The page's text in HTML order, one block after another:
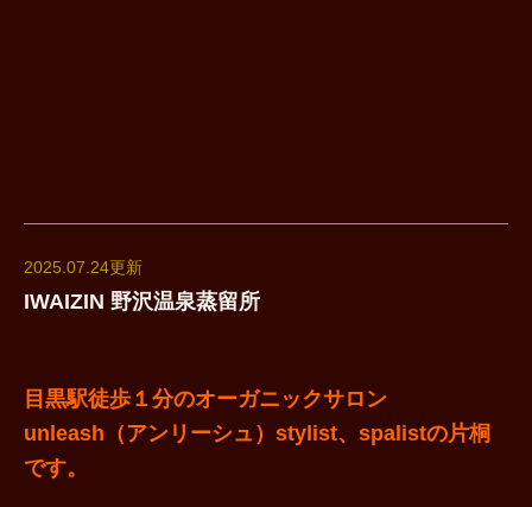
2025.07.24更新
IWAIZIN 野沢温泉蒸留所
目黒駅徒歩１分のオーガニックサロン
unleash（アンリーシュ）stylist、spalistの片桐
です。